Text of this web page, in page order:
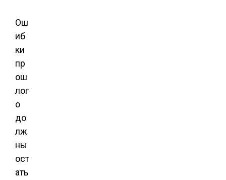
Ош
иб
ки
пр
ош
лог
о
до
лж
ны
ост
ать